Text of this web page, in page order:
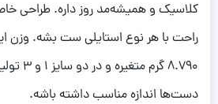
کلاسیک و همیشه‌مد روز داره. طراحی
8.790
دست‌ها اندازه مناسب داشته باشه.